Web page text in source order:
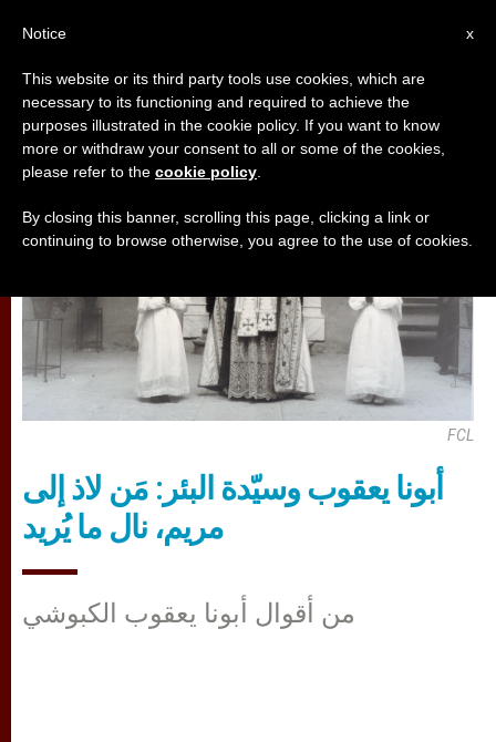
تأمّلات,مريم وأعياد مريمية
FCL
أبونا يعقوب وسيّدة البئر: مَن لاذ إلى
مريم، نال ما يُريد
من أقوال أبونا يعقوب الكبوشي
x
Notice
This website or its third party tools use cookies, which are
necessary to its functioning and required to achieve the
purposes illustrated in the cookie policy. If you want to know
more or withdraw your consent to all or some of the cookies,
please refer to the cookie policy
By closing this banner, scrolling this page, clicking a link or
continuing to browse otherwise, you agree to the use of cookies.